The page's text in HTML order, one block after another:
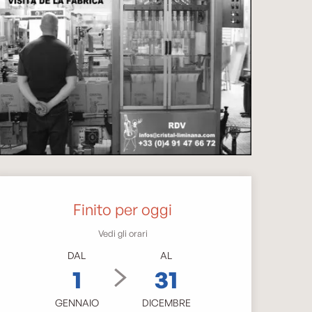
e contatti
Finito per oggi
Vedi gli orari
DAL
1
GENNAIO
AL
31
DICEMBRE